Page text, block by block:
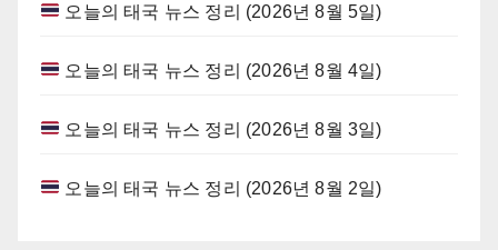
오늘의 태국 뉴스 정리 (2026년 8월 5일)
오늘의 태국 뉴스 정리 (2026년 8월 4일)
오늘의 태국 뉴스 정리 (2026년 8월 3일)
오늘의 태국 뉴스 정리 (2026년 8월 2일)